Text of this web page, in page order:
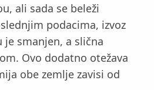
ali sada se beleži
podacima, izvoz
je smanjen, a slična
Ovo dodatno otežava
obe zemlje zavisi od